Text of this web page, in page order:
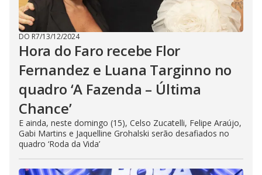
DO R7/13/12/2024
Hora do Faro recebe Flor
Fernandez e Luana Targinno no
quadro ‘A Fazenda – Última
Chance’
E ainda, neste domingo (15), Celso Zucatelli, Felipe Araújo,
Gabi Martins e Jaquelline Grohalski serão desafiados no
quadro ‘Roda da Vida’